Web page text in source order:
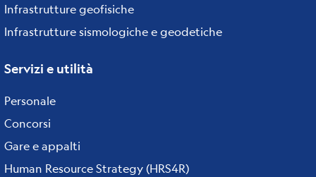
Infrastrutture geofisiche
Infrastrutture sismologiche e geodetiche
Servizi e utilità
Personale
Concorsi
Gare e appalti
Human Resource Strategy (HRS4R)